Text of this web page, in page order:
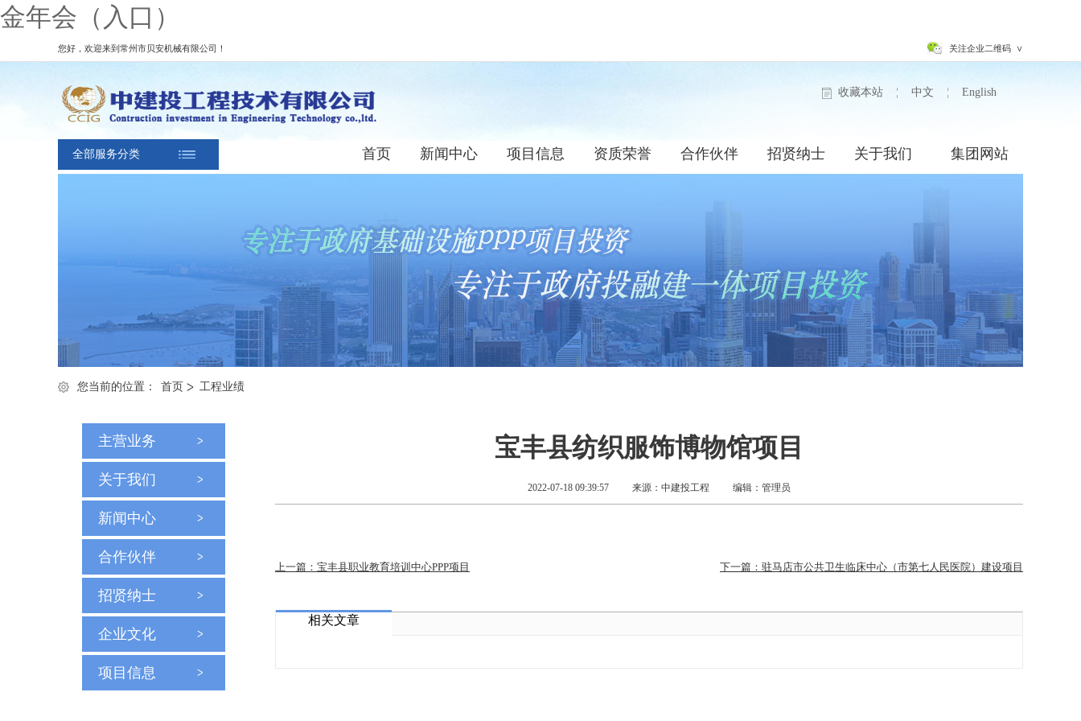
金年会（入口）
您好，欢迎来到常州市贝安机械有限公司！ 关注企业二维码 ∨
收藏本站 ¦ 中文 ¦ English
全部服务分类 首页 新闻中心 项目信息 资质荣誉 合作伙伴 招贤纳士 关于我们 集团网站
您当前的位置： 首页 工程业绩
主营业务
关于我们
新闻中心
合作伙伴
招贤纳士
企业文化
项目信息
宝丰县纺织服饰博物馆项目
2022-07-18 09:39:57 来源：中建投工程 编辑：管理员
上一篇：宝丰县职业教育培训中心PPP项目 下一篇：驻马店市公共卫生临床中心（市第七人民医院）建设项目
相关文章